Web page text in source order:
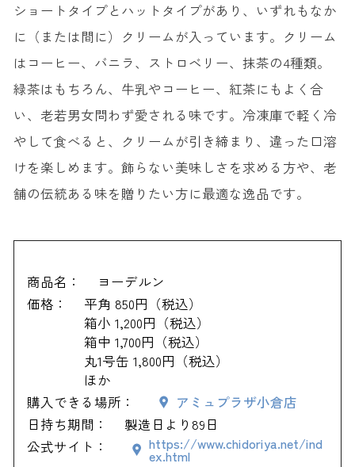
ショートタイプとハットタイプがあり、いずれもなか
に（または間に）クリームが入っています。クリーム
はコーヒー、バニラ、ストロベリー、抹茶の4種類。
緑茶はもちろん、牛乳やコーヒー、紅茶にもよく合
い、老若男女問わず愛される味です。冷凍庫で軽く冷
やして食べると、クリームが引き締まり、違った口溶
けを楽しめます。飾らない美味しさを求める方や、老
舗の伝統ある味を贈りたい方に最適な逸品です。
商品名：
ヨーデルン
価格：
平角 850円（税込）
箱小 1,200円（税込）
箱中 1,700円（税込）
丸1号缶 1,800円（税込）
ほか
購入できる場所：
アミュプラザ小倉店
日持ち期間：
製造日より89日
公式サイト：
https://www.chidoriya.net/ind
ex.html